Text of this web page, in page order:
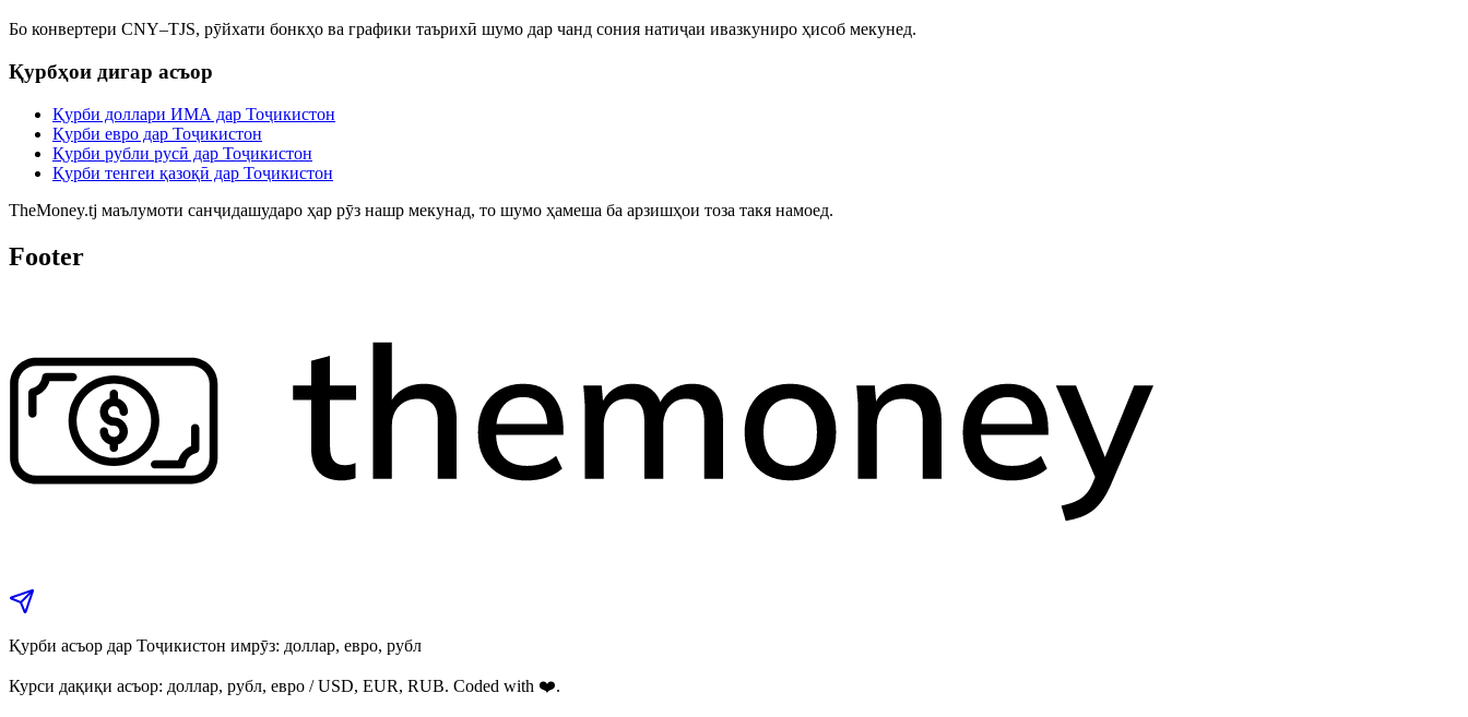
Бо конвертери CNY–TJS, рӯйхати бонкҳо ва графики таърихӣ шумо дар чанд сония натиҷаи ивазкуниро ҳисоб мекунед.
Қурбҳои дигар асъор
Қурби доллари ИМА дар Тоҷикистон
Қурби евро дар Тоҷикистон
Қурби рубли русӣ дар Тоҷикистон
Қурби тенгеи қазоқӣ дар Тоҷикистон
TheMoney.tj маълумоти санҷидашударо ҳар рӯз нашр мекунад, то шумо ҳамеша ба арзишҳои тоза такя намоед.
Footer
Қурби асъор дар Тоҷикистон имрӯз: доллар, евро, рубл
Курси дақиқи асъор: доллар, рубл, евро / USD, EUR, RUB. Coded with ❤️.